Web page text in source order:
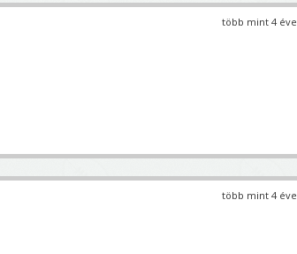
több mint 4 éve
több mint 4 éve